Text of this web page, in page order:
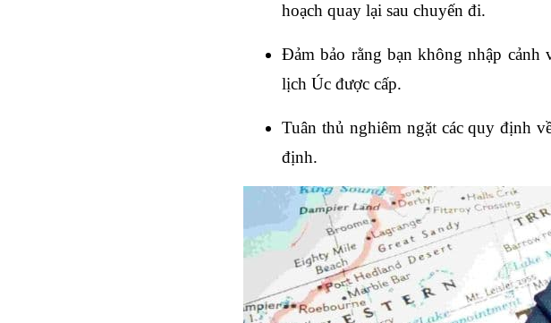
hoạch quay lại sau chuyến đi.
Đảm bảo rằng bạn không nhập
lịch Úc được cấp.
Tuân thủ nghiêm ngặt các quy định
định.